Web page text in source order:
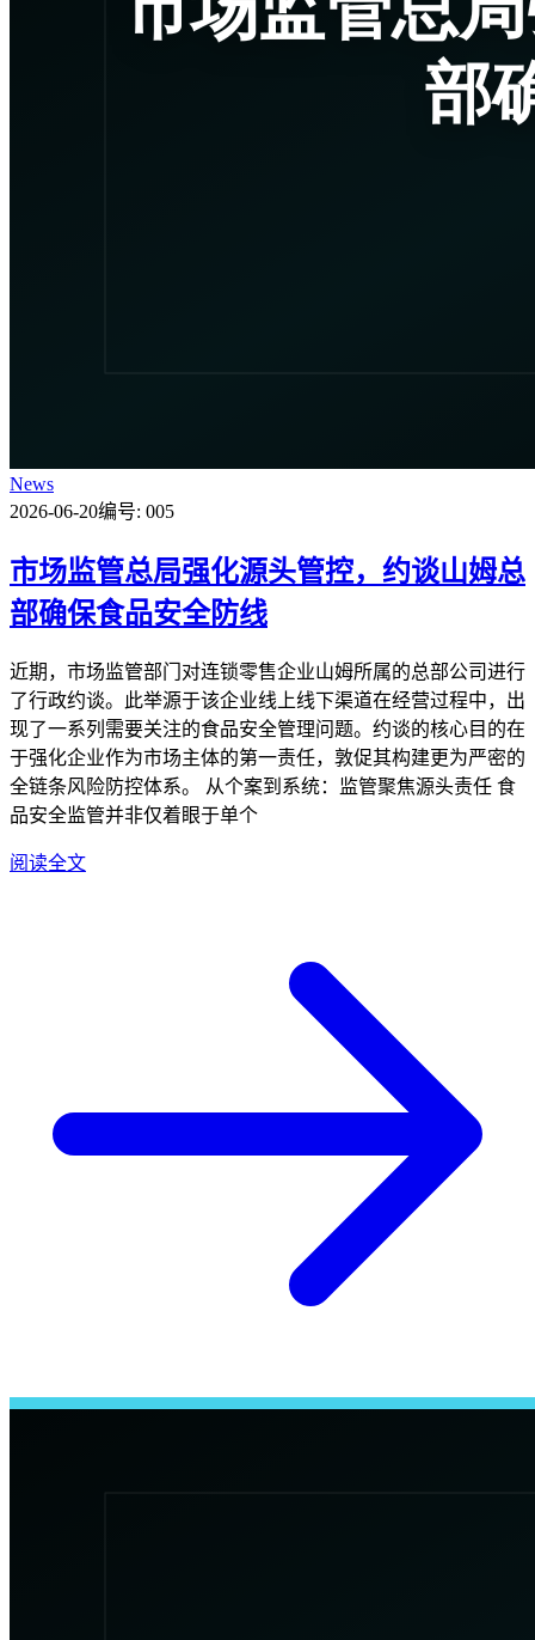
News
2026-06-20编号: 005
市场监管总局强化源头管控，约谈山姆总
部确保食品安全防线
近期，市场监管部门对连锁零售企业山姆所属的总部公司进行
了行政约谈。此举源于该企业线上线下渠道在经营过程中，出
现了一系列需要关注的食品安全管理问题。约谈的核心目的在
于强化企业作为市场主体的第一责任，敦促其构建更为严密的
全链条风险防控体系。 从个案到系统：监管聚焦源头责任 食
品安全监管并非仅着眼于单个
阅读全文